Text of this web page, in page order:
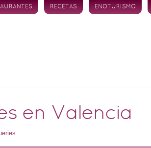
RECETAS ENOTURISMO
en Valencia